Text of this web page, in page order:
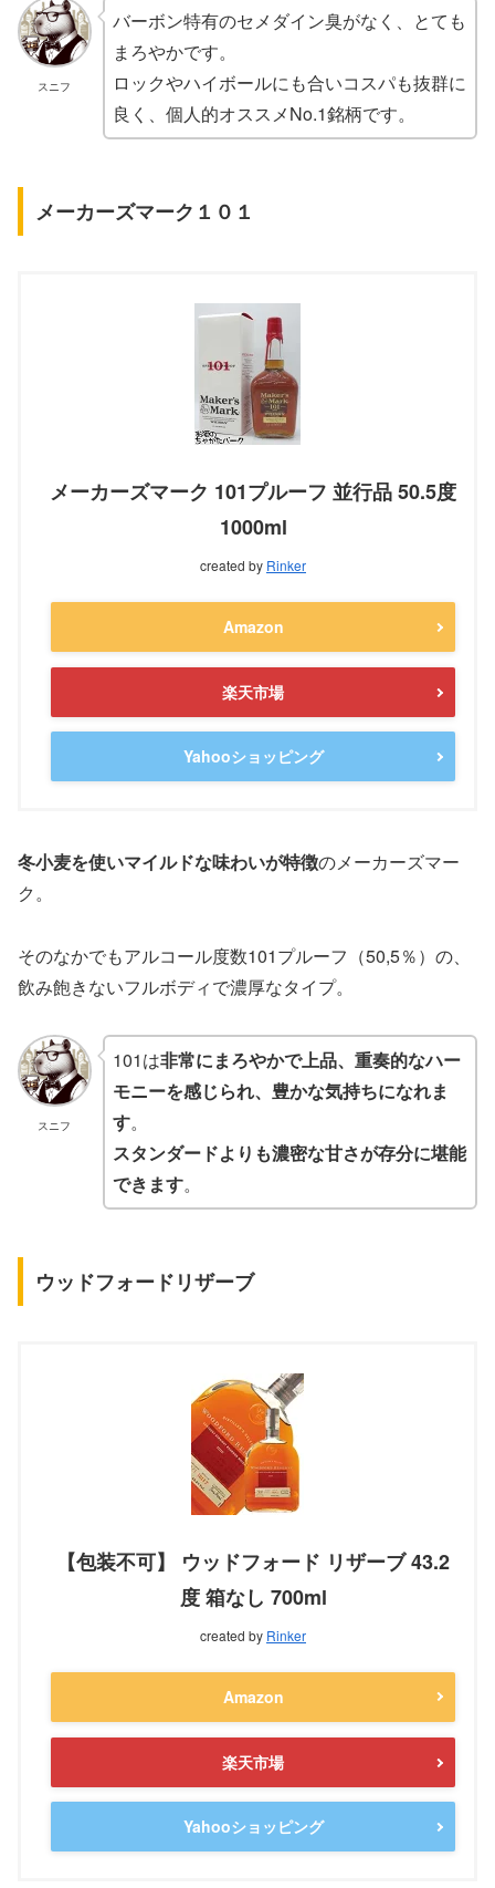
スニフ
バーボン特有のセメダイン臭がなく、とても
まろやかです。
ロックやハイボールにも合いコスパも抜群に
良く、個人的オススメNo.1銘柄です。
メーカーズマーク１０１
メーカーズマーク 101プルーフ 並行品 50.5度
1000ml
created by Rinker
Amazon
楽天市場
Yahooショッピング
冬小麦を使いマイルドな味わいが特徴のメーカーズマー
ク。
そのなかでもアルコール度数101プルーフ（50,5％）の、
飲み飽きないフルボディで濃厚なタイプ。
スニフ
101は非常にまろやかで上品、重奏的なハー
モニーを感じられ、豊かな気持ちになれま
す。
スタンダードよりも濃密な甘さが存分に堪能
できます。
ウッドフォードリザーブ
【包装不可】 ウッドフォード リザーブ 43.2
度 箱なし 700ml
created by Rinker
Amazon
楽天市場
Yahooショッピング